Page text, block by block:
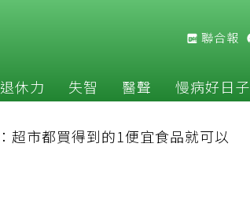
聯合報
退休力 失智 醫聲 慢病好日子
超市都買得到的1便宜食品就可以